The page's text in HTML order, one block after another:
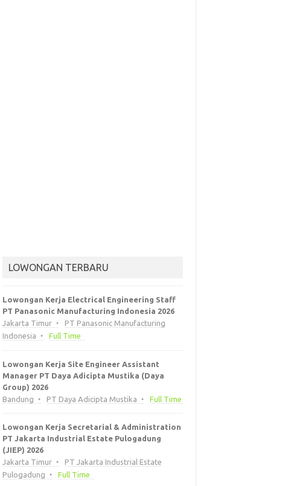
LOWONGAN TERBARU
Lowongan Kerja Electrical Engineering Staff
PT Panasonic Manufacturing Indonesia 2026
Jakarta Timur
PT Panasonic Manufacturing
Indonesia
Full Time
Lowongan Kerja Site Engineer Assistant
Manager PT Daya Adicipta Mustika (Daya
Group) 2026
Bandung
PT Daya Adicipta Mustika Full Time
Lowongan Kerja Secretarial & Administration
PT Jakarta Industrial Estate Pulogadung
(JIEP) 2026
Jakarta Timur
PT Jakarta Industrial Estate
Pulogadung
Full Time